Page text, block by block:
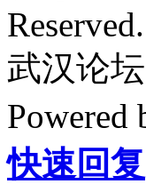
Reserved.
武汉论
Powered
快速回复